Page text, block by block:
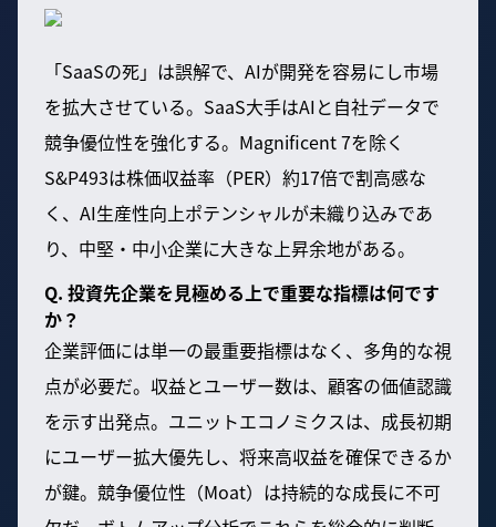
「SaaSの死」は誤解で、AIが開発を容易にし市場
を拡大させている。SaaS大手はAIと自社データで
競争優位性を強化する。Magnificent 7を除く
S&P493は株価収益率（PER）約17倍で割高感な
く、AI生産性向上ポテンシャルが未織り込みであ
り、中堅・中小企業に大きな上昇余地がある。
Q. 投資先企業を見極める上で重要な指標は何です
か？
企業評価には単一の最重要指標はなく、多角的な視
点が必要だ。収益とユーザー数は、顧客の価値認識
を示す出発点。ユニットエコノミクスは、成長初期
にユーザー拡大優先し、将来高収益を確保できるか
が鍵。競争優位性（Moat）は持続的な成長に不可